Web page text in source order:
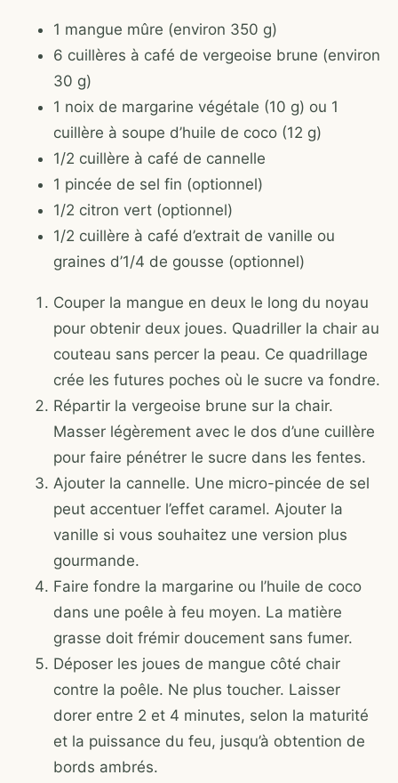
1 mangue mûre (environ 350 g)
6 cuillères à café de vergeoise brune (environ
30 g)
1 noix de margarine végétale (10 g) ou 1
cuillère à soupe d’huile de coco (12 g)
1/2 cuillère à café de cannelle
1 pincée de sel fin (optionnel)
1/2 citron vert (optionnel)
1/2 cuillère à café d’extrait de vanille ou
graines d’1/4 de gousse (optionnel)
Couper la mangue en deux le long du noyau
pour obtenir deux joues. Quadriller la chair au
couteau sans percer la peau. Ce quadrillage
crée les futures poches où le sucre va fondre.
Répartir la vergeoise brune sur la chair.
Masser légèrement avec le dos d’une cuillère
pour faire pénétrer le sucre dans les fentes.
Ajouter la cannelle. Une micro-pincée de sel
peut accentuer l’effet caramel. Ajouter la
vanille si vous souhaitez une version plus
gourmande.
Faire fondre la margarine ou l’huile de coco
dans une poêle à feu moyen. La matière
grasse doit frémir doucement sans fumer.
Déposer les joues de mangue côté chair
contre la poêle. Ne plus toucher. Laisser
dorer entre 2 et 4 minutes, selon la maturité
et la puissance du feu, jusqu’à obtention de
bords ambrés.